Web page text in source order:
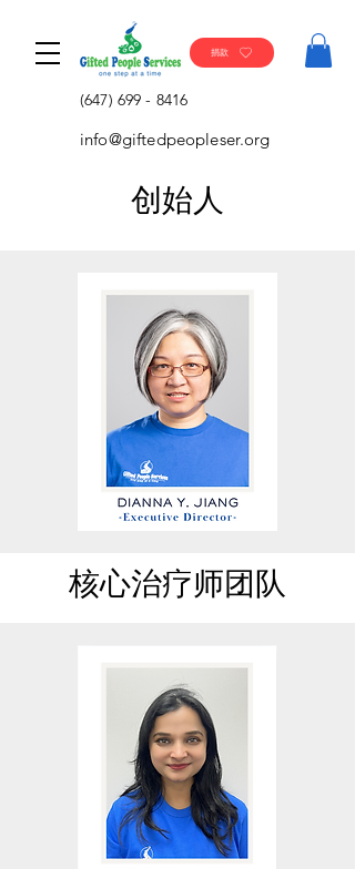
捐款
(647) 699 - 8416
info@giftedpeopleser.org
创始人
核心治疗师团队